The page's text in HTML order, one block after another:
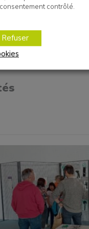
contrôlé.
Refuser